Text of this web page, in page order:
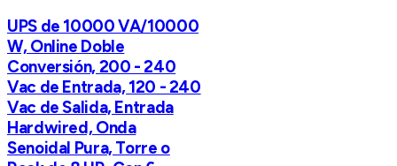
UPS de 10000 VA/10000
W, Online Doble
Conversión, 200 - 240
Vac de Entrada, 120 - 240
Vac de Salida, Entrada
Hardwired, Onda
Senoidal Pura, Torre o